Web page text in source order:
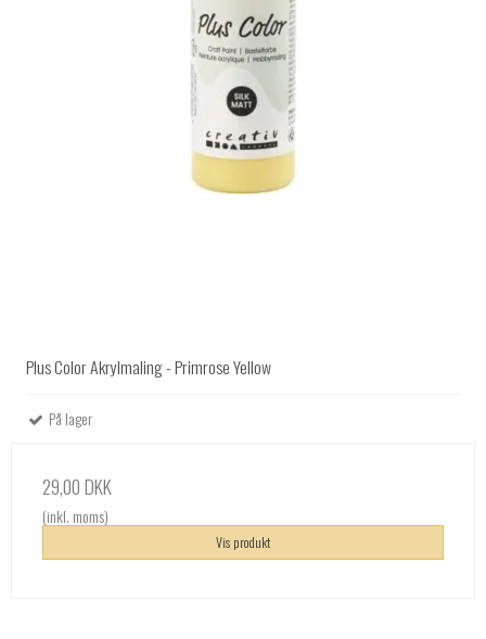
Plus Color Akrylmaling - Primrose Yellow
På lager
29,00 DKK
(inkl. moms)
Vis produkt